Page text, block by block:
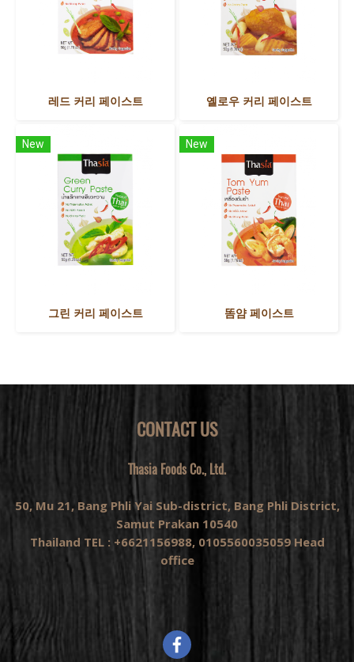
레드 커리 페이스트 옐로우 커리 페이스트
New
그린 커리 페이스트
New
똠얌 페이스트
CONTACT US
Thasia Foods Co., Ltd.
50, Mu 21, Bang Phli Yai Sub-district, Bang Phli District,
Samut Prakan 10540
Thailand TEL : +6621156988, 0105560035059 Head
office